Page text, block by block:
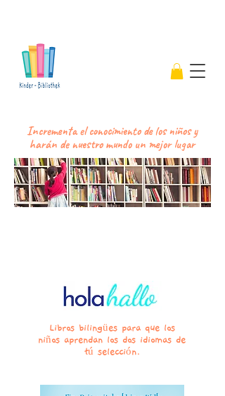
Incrementa el conocimiento de los niños y
harán de nuestro mundo un mejor lugar
Libros bilingües para que los
niños aprendan los dos idiomas de
tú selección.